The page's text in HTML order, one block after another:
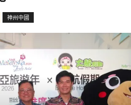
神州中國